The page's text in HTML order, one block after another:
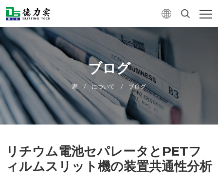
ブログ
家 / について / ブログ
リチウム電池セパレータとPETフ
ィルムスリット機の装置共通性分析